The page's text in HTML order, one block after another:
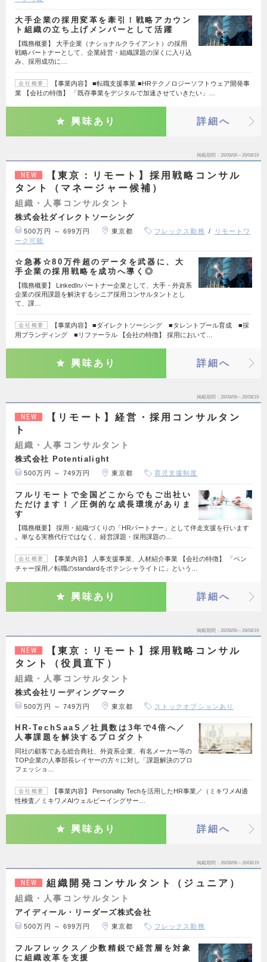
大手企業の採用変革を牽引！戦略アカウン
ト組織の立ち上げメンバーとして活躍
【職務概要】 大手企業（ナショナルクライアント）の採用
戦略パートナーとして、企業経営・組織課題の深くに入り込
み、採用成功に…
会社概要
【事業内容】 ■転職支援事業 ■HRテクノロジーソフトウェア開発事
業 【会社の特徴】 「既存事業をデジタルで加速させていきたい」…
興味あり 詳細へ
掲載期間 26/08/06～26/08/19
NEW
【東京：リモート】採用戦略コンサル
タント（マネージャー候補）
組織・人事コンサルタント
株式会社ダイレクトソーシング
500万円 ～ 699万円 東京都 フレックス勤務
リモートワ
ーク可能
☆急募☆80万件超のデータを武器に、大
手企業の採用戦略を成功へ導く◎
【職務概要】 LinkedInパートナー企業として、大手・外資系
企業の採用課題を解決するシニア採用コンサルタントとし
て、課…
会社概要
【事業内容】 ■ダイレクトソーシング ■タレントプール育成 ■採
用ブランディング ■リファーラル 【会社の特徴】 採用において…
興味あり 詳細へ
掲載期間 26/08/06～26/08/19
NEW
【リモート】経営・採用コンサルタン
ト
組織・人事コンサルタント
株式会社 Potentialight
500万円 ～ 749万円 東京都 育児支援制度
フルリモートで全国どこからでもご出社い
ただけます！／圧倒的な成長環境がありま
す
【職務概要】 採用・組織づくりの「HRパートナー」として伴走支援を行います
。単なる実務代行ではなく、経営課題・採用課題の…
会社概要
【事業内容】 人事支援事業、人材紹介事業 【会社の特徴】 「ベン
チャー採用／転職のstandardをポテンシャライトに」という…
興味あり 詳細へ
掲載期間 26/08/06～26/08/19
NEW
【東京：リモート】採用戦略コンサル
タント（役員直下）
組織・人事コンサルタント
株式会社リーディングマーク
500万円 ～ 749万円 東京都 ストックオプションあり
HR-TechSaaS／社員数は3年で4倍へ／
人事課題を解決するプロダクト
同社の顧客である総合商社、外資系企業、有名メーカー等の
TOP企業の人事部長レイヤーの方々に対し「課題解決のプロ
フェッショ…
会社概要
【事業内容】 Personality Techを活用したHR事業／（ミキワメAI適
性検査／ミキワメAIウェルビーイングサー…
興味あり 詳細へ
掲載期間 26/08/06～26/08/19
NEW 組織開発コンサルタント（ジュニア）
組織・人事コンサルタント
アイディール・リーダーズ株式会社
500万円 ～ 699万円 東京都 フレックス勤務
フルフレックス／少数精鋭で経営層を対象
に組織改革を支援